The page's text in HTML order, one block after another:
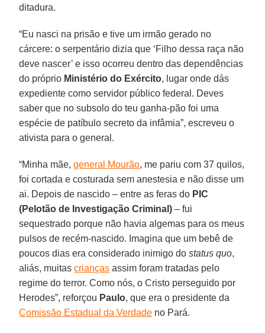
ditadura.
“Eu nasci na prisão e tive um irmão gerado no
cárcere: o serpentário dizia que ‘Filho dessa raça não
deve nascer’ e isso ocorreu dentro das dependências
do próprio Ministério do Exército, lugar onde dás
expediente como servidor público federal. Deves
saber que no subsolo do teu ganha-pão foi uma
espécie de patíbulo secreto da infâmia”, escreveu o
ativista para o general.
“Minha mãe,general Mourão, me pariu com 37 quilos,
foi cortada e costurada sem anestesia e não disse um
ai. Depois de nascido – entre as feras do PIC
(Pelotão de Investigação Criminal) – fui
sequestrado porque não havia algemas para os meus
pulsos de recém-nascido. Imagina que um bebê de
poucos dias era considerado inimigo dostatus quo,
aliás, muitascrianças assim foram tratadas pelo
regime do terror. Como nós, o Cristo perseguido por
Herodes”, reforçou Paulo, que era o presidente da
Comissão Estadual da Verdade no Pará.